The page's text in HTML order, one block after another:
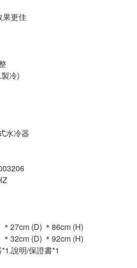
果更佳
冷)
水冷器
27cm (D) ＊86cm (H)
32cm (D) ＊92cm (H)
說明/保證書*1